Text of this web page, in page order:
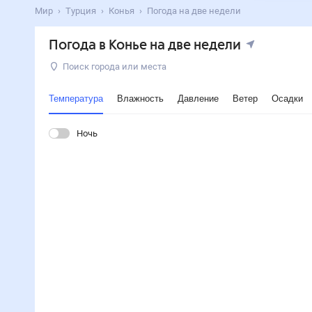
Мир Турция Конья Погода на две недели
Погода в Конье на две недели
Поиск города или места
Температура Влажность Давление Ветер Осадки
Ночь